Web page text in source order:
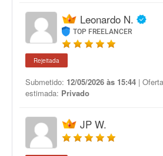
Leonardo N.
TOP FREELANCER
Rejeitada
Submetido: 12/05/2026 às 15:44 |
estimada: Privado
JP W.